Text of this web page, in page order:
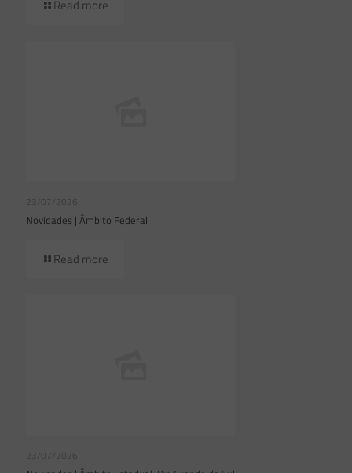
Read more
23/07/2026
Novidades | Âmbito Federal
Read more
23/07/2026